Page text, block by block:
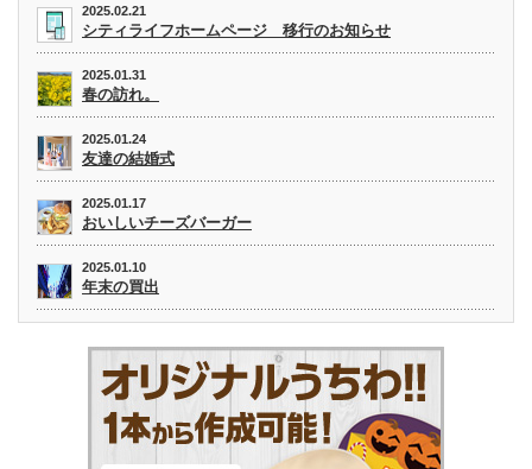
2025.02.21
シティライフホームページ 移行のお知らせ
2025.01.31
春の訪れ。
2025.01.24
友達の結婚式
2025.01.17
おいしいチーズバーガー
2025.01.10
年末の買出